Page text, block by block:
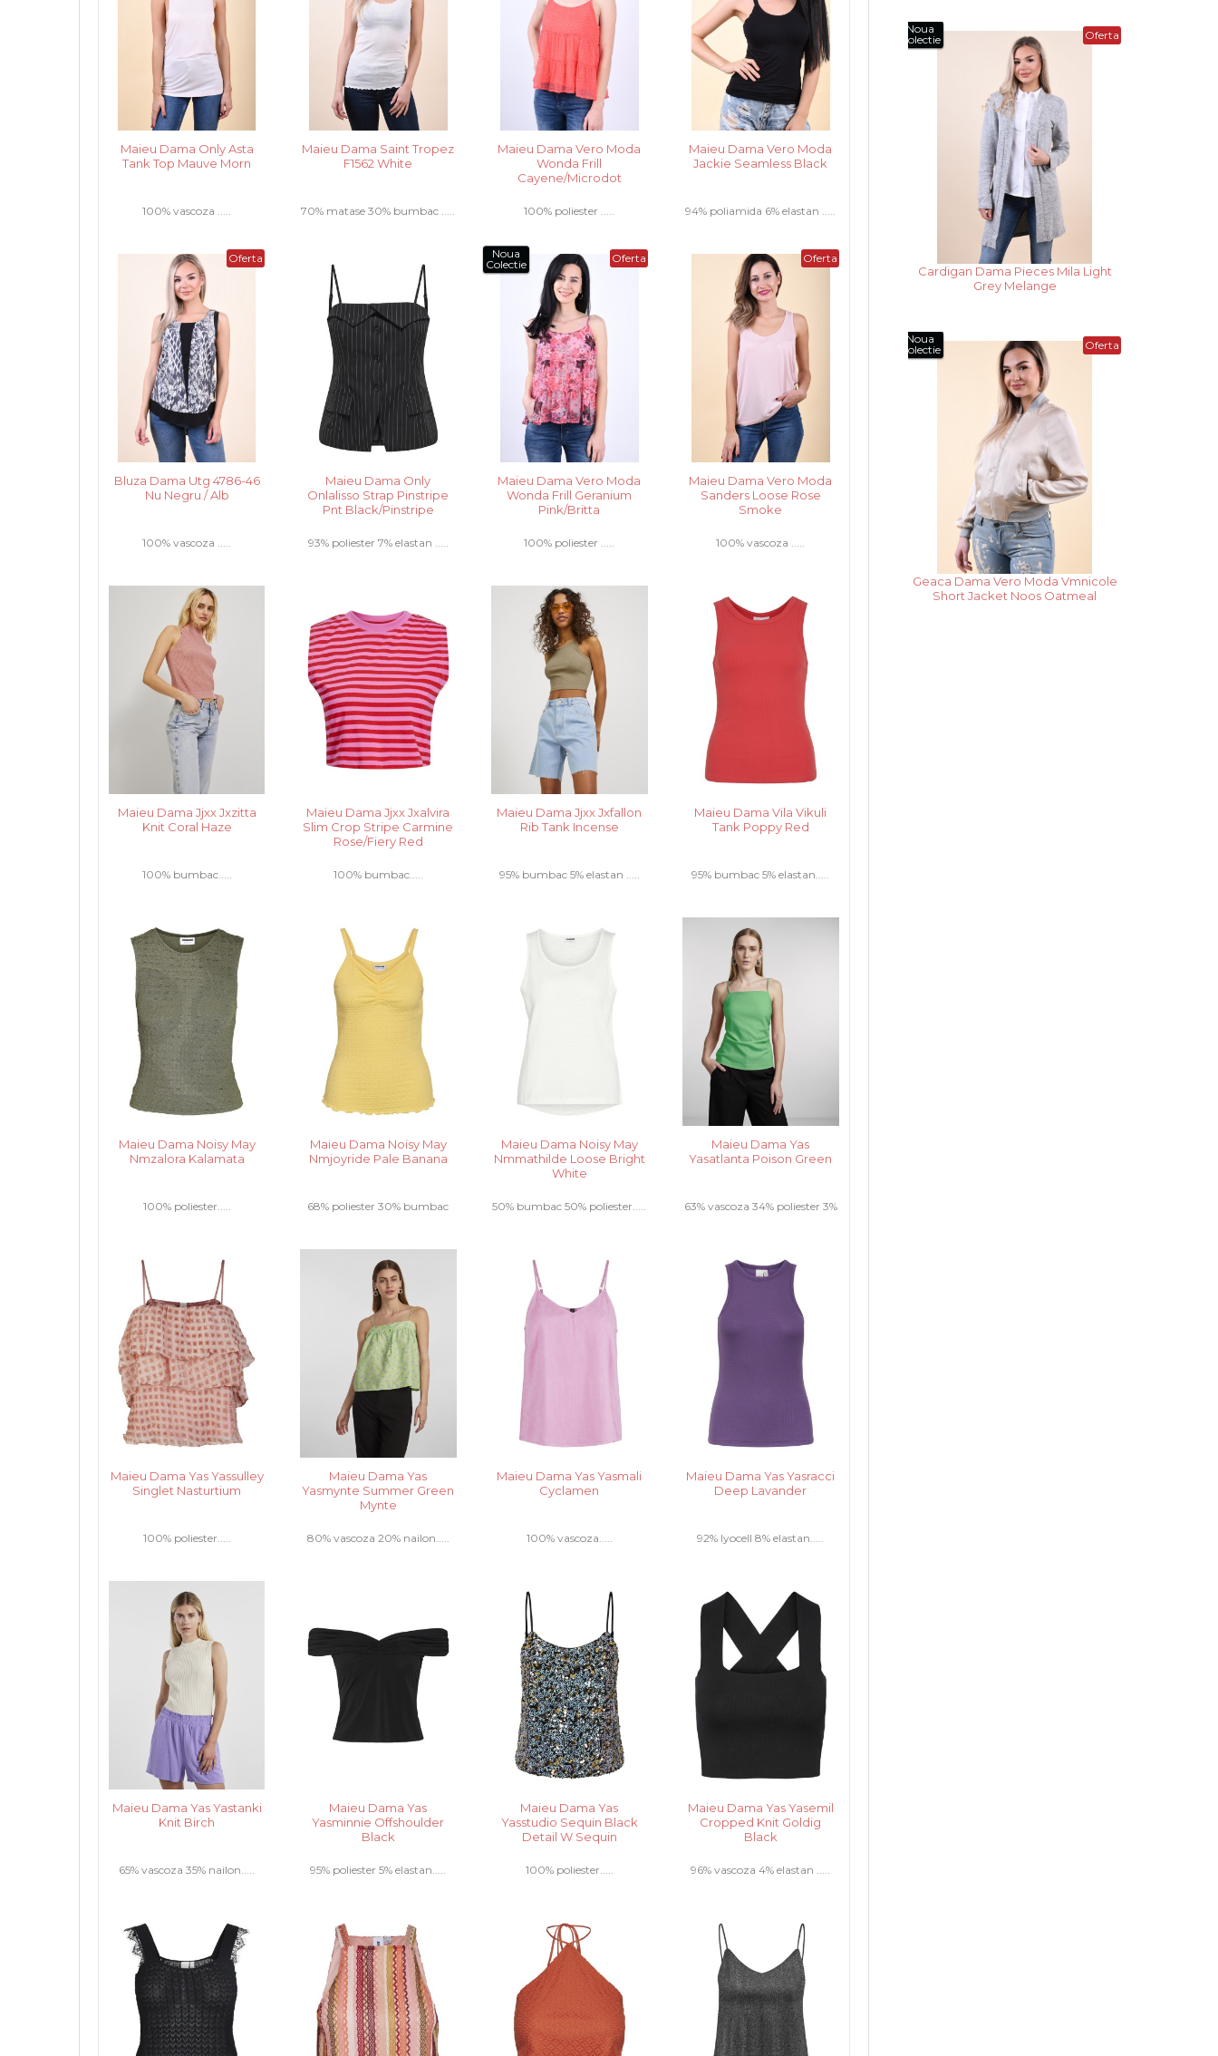
Maieu Dama Only Asta
Tank Top Mauve Morn
100% vascoza .....
Maieu Dama Saint Tropez
F1562 White
70% matase 30% bumbac .....
Maieu Dama Vero Moda
Wonda Frill
Cayene/Microdot
100% poliester .....
Maieu Dama Vero Moda
Jackie Seamless Black
94% poliamida 6% elastan .....
Oferta
Bluza Dama Utg 4786-46
Nu Negru / Alb
100% vascoza .....
Maieu Dama Only
Onlalisso Strap Pinstripe
Pnt Black/Pinstripe
93% poliester 7% elastan .....
Oferta
Noua
Colectie
Maieu Dama Vero Moda
Wonda Frill Geranium
Pink/Britta
100% poliester .....
Oferta
Maieu Dama Vero Moda
Sanders Loose Rose
Smoke
100% vascoza .....
Maieu Dama Jjxx Jxzitta
Knit Coral Haze
100% bumbac.....
Maieu Dama Jjxx Jxalvira
Slim Crop Stripe Carmine
Rose/Fiery Red
100% bumbac.....
Maieu Dama Jjxx Jxfallon
Rib Tank Incense
95% bumbac 5% elastan .....
Maieu Dama Vila Vikuli
Tank Poppy Red
95% bumbac 5% elastan.....
Maieu Dama Noisy May
Nmzalora Kalamata
100% poliester.....
Maieu Dama Noisy May
Nmjoyride Pale Banana
68% poliester 30% bumbac
Maieu Dama Noisy May
Nmmathilde Loose Bright
White
50% bumbac 50% poliester.....
Maieu Dama Yas
Yasatlanta Poison Green
63% vascoza 34% poliester 3%
Maieu Dama Yas Yassulley
Singlet Nasturtium
100% poliester.....
Maieu Dama Yas
Yasmynte Summer Green
Mynte
80% vascoza 20% nailon.....
Maieu Dama Yas Yasmali
Cyclamen
100% vascoza.....
Maieu Dama Yas Yasracci
Deep Lavander
92% lyocell 8% elastan.....
Maieu Dama Yas Yastanki
Knit Birch
65% vascoza 35% nailon.....
Maieu Dama Yas
Yasminnie Offshoulder
Black
95% poliester 5% elastan.....
Maieu Dama Yas
Yasstudio Sequin Black
Detail W Sequin
100% poliester.....
Maieu Dama Yas Yasemil
Cropped Knit Goldig
Black
96% vascoza 4% elastan .....
Oferta
Noua
Colectie
Cardigan Dama Pieces Mila Dark
Grey Melange
Oferta
Noua
Colectie
Rochie Dama Vero Moda
Vmpekaya Sl Short Dress Black Iris /